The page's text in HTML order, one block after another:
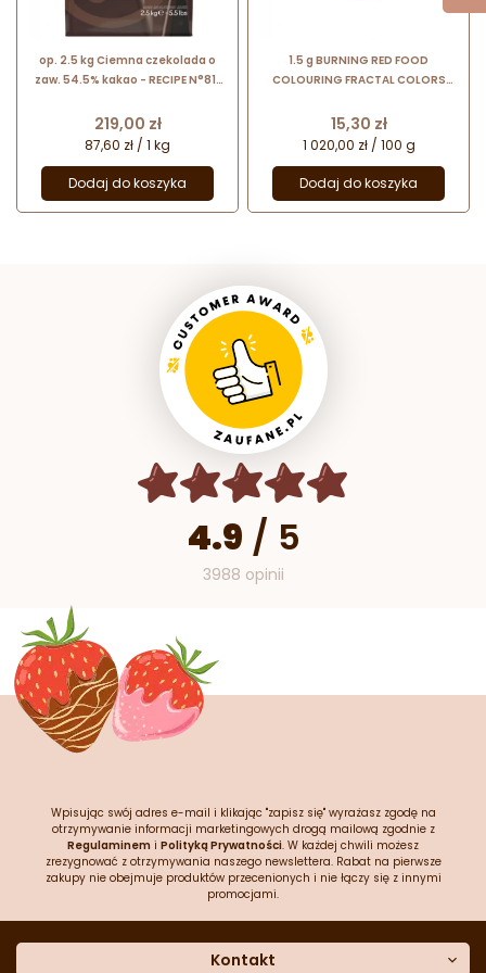
op. 2.5 kg Ciemna czekolada o
zaw. 54.5% kakao - RECIPE N°811
Cena
219,00 zł
87,60 zł / 1 kg
Dodaj do koszyka
1.5 g BURNING RED FOOD
COLOURING FRACTAL COLORS
czerwony karminowy
Cena
15,30 zł
1 020,00 zł / 100 g
Dodaj do koszyka
4.9 / 5
3988 opinii
Wpisując swój adres e-mail i klikając "zapisz się" wyrażasz zgodę na
otrzymywanie informacji marketingowych drogą mailową zgodnie z
Regulaminem i Polityką Prywatności. W każdej chwili możesz
zrezygnować z otrzymywania naszego newslettera. Rabat na pierwsze
zakupy nie obejmuje produktów przecenionych i nie łączy się z innymi
promocjami.
Kontakt